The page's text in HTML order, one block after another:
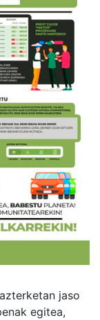
jaso
egitea,